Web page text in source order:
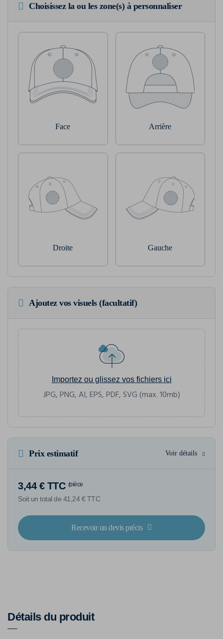
Choisissez la ou les zone(s) à personnaliser
Face Arrière
Droite Gauche
Ajoutez vos visuels (facultatif)
Importez ou glissez vos fichiers ici
JPG, PNG, AI, EPS, PDF, SVG (max. 10mb)
Prix estimatif Voir détails
3,44 € TTC /pièce
Soit un total de 41,24 € TTC
Recevoir un devis précis
Détails du produit